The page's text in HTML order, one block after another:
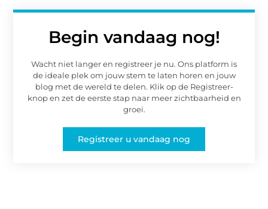
Begin vandaag nog!
Wacht niet langer en registreer je nu. Ons platform is
de ideale plek om jouw stem te laten horen en jouw
blog met de wereld te delen. Klik op de Registreer-
knop en zet de eerste stap naar meer zichtbaarheid en
groei.
Registreer u vandaag nog